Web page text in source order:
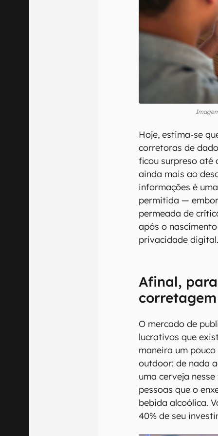
Hoje, estima-se
corretoras de
ficou surpreso até
ainda mais ao
informações é
permitida —
permeada de
após o
privacidade
Afinal,
O mercado de
lucrativos que
maneira um
outdoor: de nada
uma cerveja
pessoas que o
bebida alcoólica.
40% de seu